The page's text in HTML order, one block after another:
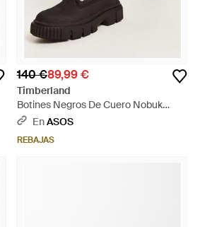
140 €89,99 €
Timberland
Botines Negros De Cuero Nobuk
Greyfield De - Verde
EnASOS
REBAJAS